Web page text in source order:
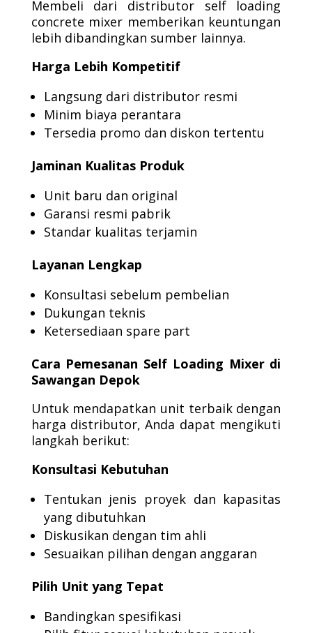
Membeli dari distributor self loading
concrete mixer memberikan keuntungan
lebih dibandingkan sumber lainnya.
Harga Lebih Kompetitif
Langsung dari distributor resmi
Minim biaya perantara
Tersedia promo dan diskon tertentu
Jaminan Kualitas Produk
Unit baru dan original
Garansi resmi pabrik
Standar kualitas terjamin
Layanan Lengkap
Konsultasi sebelum pembelian
Dukungan teknis
Ketersediaan spare part
Cara Pemesanan Self Loading Mixer di
Sawangan Depok
Untuk mendapatkan unit terbaik dengan
harga distributor, Anda dapat mengikuti
langkah berikut:
Konsultasi Kebutuhan
Tentukan jenis proyek dan kapasitas
yang dibutuhkan
Diskusikan dengan tim ahli
Sesuaikan pilihan dengan anggaran
Pilih Unit yang Tepat
Bandingkan spesifikasi